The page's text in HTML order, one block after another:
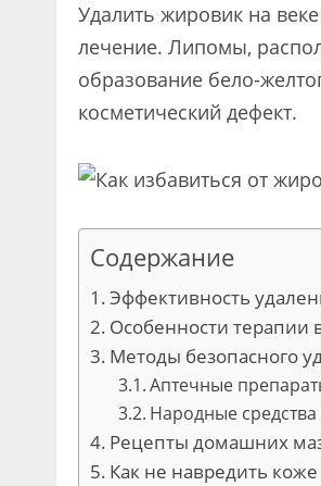
Удалить жировик на
лечение. Липомы,
образование бело-
косметический дефект.
Содержание
Эффективность
Особенности терапии
Методы безопасного
Аптечные
Народные средства
Рецепты домашних
Как не навредить